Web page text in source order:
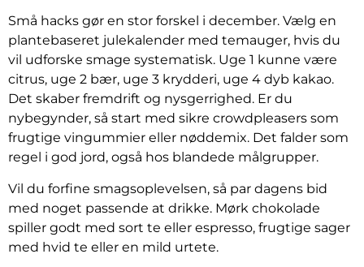
Små hacks gør en stor forskel i december. Vælg en
plantebaseret julekalender med temauger, hvis du
vil udforske smage systematisk. Uge 1 kunne være
citrus, uge 2 bær, uge 3 krydderi, uge 4 dyb kakao.
Det skaber fremdrift og nysgerrighed. Er du
nybegynder, så start med sikre crowdpleasers som
frugtige vingummier eller nøddemix. Det falder som
regel i god jord, også hos blandede målgrupper.
Vil du forfine smagsoplevelsen, så par dagens bid
med noget passende at drikke. Mørk chokolade
spiller godt med sort te eller espresso, frugtige sager
med hvid te eller en mild urtete.